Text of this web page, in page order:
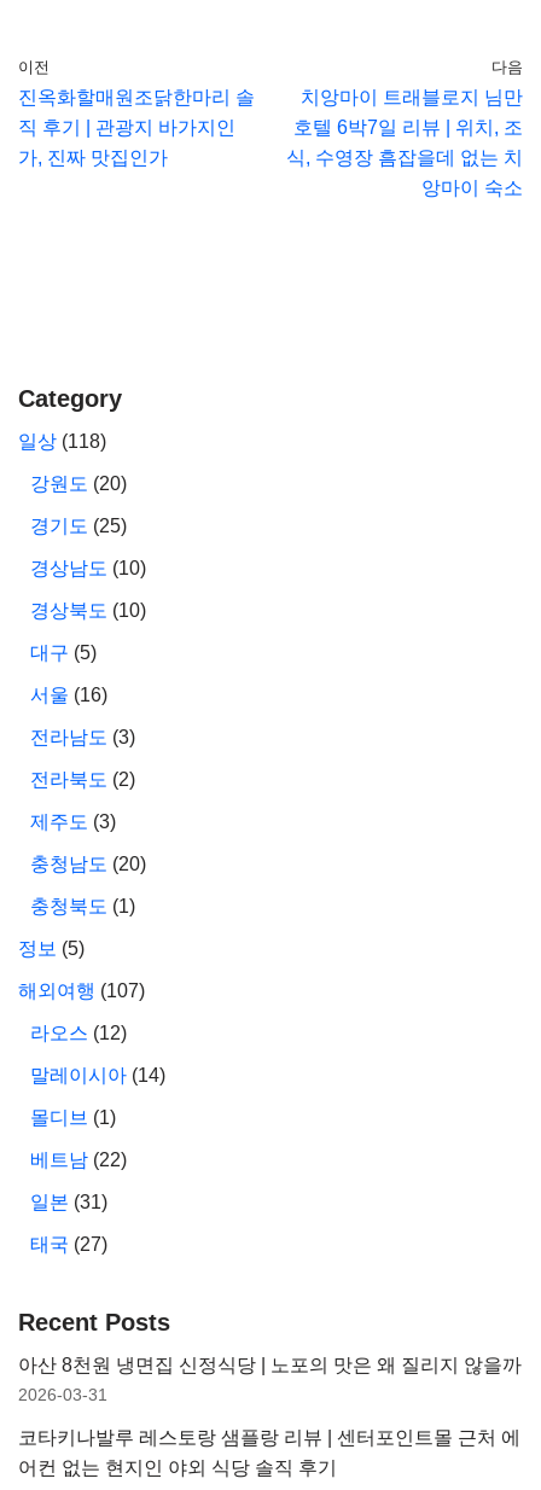
이전
진옥화할매원조닭한마리 솔
직 후기 | 관광지 바가지인
가, 진짜 맛집인가
다음
치앙마이 트래블로지 님만
호텔 6박7일 리뷰 | 위치, 조
식, 수영장 흠잡을데 없는 치
앙마이 숙소
Category
일상 (118)
강원도 (20)
경기도 (25)
경상남도 (10)
경상북도 (10)
대구 (5)
서울 (16)
전라남도 (3)
전라북도 (2)
제주도 (3)
충청남도 (20)
충청북도 (1)
정보 (5)
해외여행 (107)
라오스 (12)
말레이시아 (14)
몰디브 (1)
베트남 (22)
일본 (31)
태국 (27)
Recent Posts
아산 8천원 냉면집 신정식당 | 노포의 맛은 왜 질리지 않을까
2026-03-31
코타키나발루 레스토랑 샘플랑 리뷰 | 센터포인트몰 근처 에
어컨 없는 현지인 야외 식당 솔직 후기